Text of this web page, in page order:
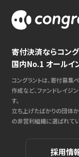
寄付決済ならコン
国内No.1 オールイ
コングラントは、寄付募集
作成など、ファンドレイ
す。
立ち上げたばかりの団体
の非営利組織に選ばれてい
採用情